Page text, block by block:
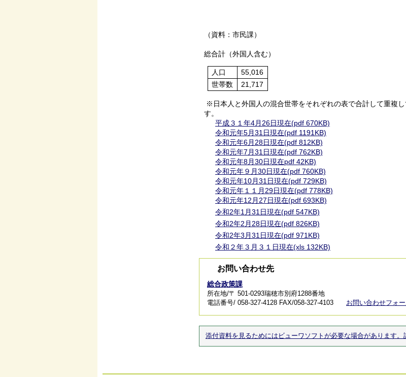
（資料：市民課）
総合計（外国人含む）
人口
55,016
世帯数
21,717
※日本人と外国人の混合世帯をそれぞれの表で合計して重複
す。
平成３１年4月26日現在(pdf 670KB)
令和元年5月31日現在(pdf 1191KB)
令和元年6月28日現在(pdf 812KB)
令和元年7月31日現在(pdf 762KB)
令和元年8月30日現在pdf 42KB)
令和元年９月30日現在(pdf 760KB)
令和元年10月31日現在(pdf 729KB)
令和元年１１月29日現在(pdf 778KB)
令和元年12月27日現在(pdf 693KB)
令和2年1月31日現在(pdf 547KB)
令和2年2月28日現在(pdf 826KB)
令和2年3月31日現在(pdf 971KB)
令和２年３月３１日現在(xls 132KB)
お問い合わせ先
総合政策課
所在地/〒 501-0293瑞穂市別府1288番地
電話番号/ 058-327-4128 FAX/058-327-4103 お問い合わせフォ
添付資料を見るためにはビューワソフトが必要な場合があります。